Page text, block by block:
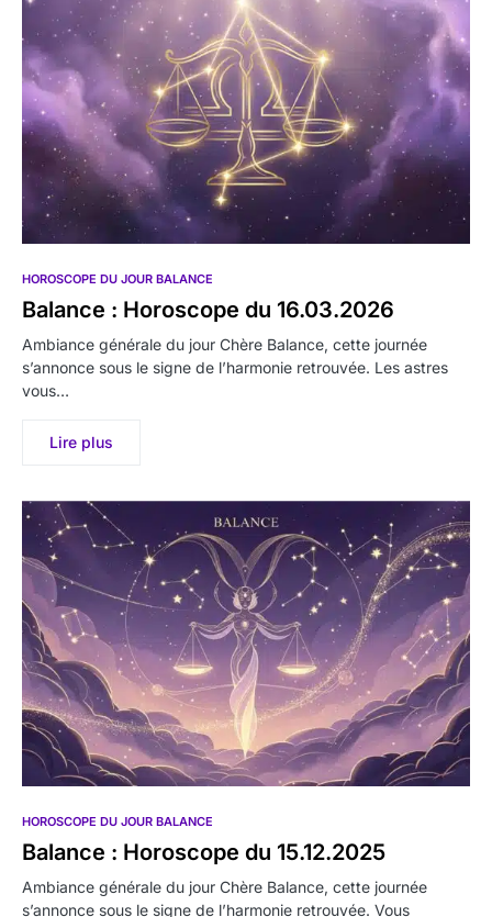
HOROSCOPE DU JOUR BALANCE
Balance : Horoscope du 16.03.2026
Ambiance générale du jour Chère Balance, cette journée
s’annonce sous le signe de l’harmonie retrouvée. Les astres
vous…
Lire plus
HOROSCOPE DU JOUR BALANCE
Balance : Horoscope du 15.12.2025
Ambiance générale du jour Chère Balance, cette journée
s’annonce sous le signe de l’harmonie retrouvée. Vous